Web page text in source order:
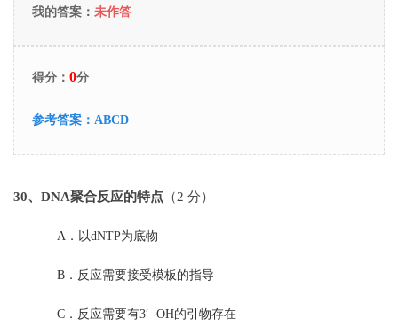
我的答案： 未作答
得分： 0分
参考答案： ABCD
30、DNA聚合反应的特点 （2 分）
A． 以dNTP为底物
B． 反应需要接受模板的指导
C． 反应需要有3′ -OH的引物存在